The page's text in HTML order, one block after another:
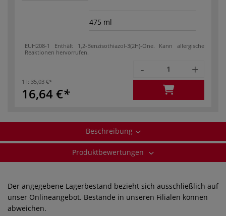
475 ml
EUH208-1 Enthält 1,2-Benzisothiazol-3(2H)-One. Kann allergische
Reaktionen hervorrufen.
1 l: 35,03 €
16,64 €
- +
Beschreibung
Produktbewertungen
Der angegebene Lagerbestand bezieht sich ausschließlich auf
unser Onlineangebot. Bestände in unseren Filialen können
abweichen.